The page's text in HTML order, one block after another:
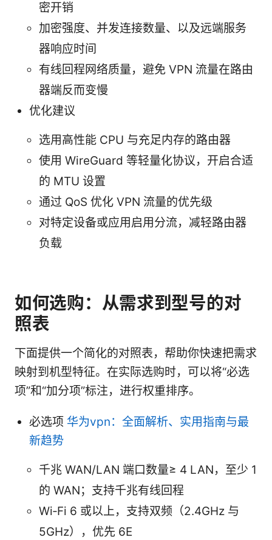
密开销
加密强度、并发连接数量、以及远端服务
器响应时间
有线回程网络质量，避免 VPN 流量在路由
器端反而变慢
优化建议
选用高性能 CPU 与充足内存的路由器
使用 WireGuard 等轻量化协议，开启合适
的 MTU 设置
通过 QoS 优化 VPN 流量的优先级
对特定设备或应用启用分流，减轻路由器
负载
如何选购：从需求到型号的对
照表
下面提供一个简化的对照表，帮助你快速把需求
映射到机型特征。在实际选购时，可以将“必选
项”和“加分项”标注，进行权重排序。
必选项 华为vpn：全面解析、实用指南与最
新趋势
千兆 WAN/LAN 端口数量≥ 4 LAN，至少 1
的 WAN；支持千兆有线回程
Wi‑Fi 6 或以上，支持双频（2.4GHz 与
5GHz），优先 6E